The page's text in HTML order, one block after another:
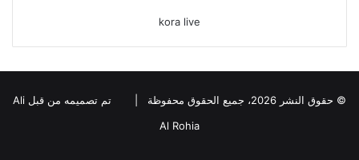
kora live
© حقوق النشر 2026، جميع الحقوق محفوظة |
تم تصميمه من قبل Ali
Al Rohia